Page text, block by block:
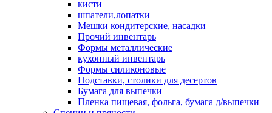
кисти
шпатели,лопатки
Мешки кондитерские, насадки
Прочий инвентарь
Формы металлические
кухонный инвентарь
Формы силиконовые
Подставки, столики для десертов
Бумага для выпечки
Пленка пищевая, фольга, бумага д/выпечки